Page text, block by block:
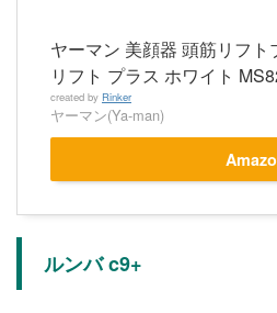
ヤーマン 美顔器 頭筋リフ
リフト プラス ホワイト
created by Rinker
ヤーマン(Ya-man)
ルンバ c9+